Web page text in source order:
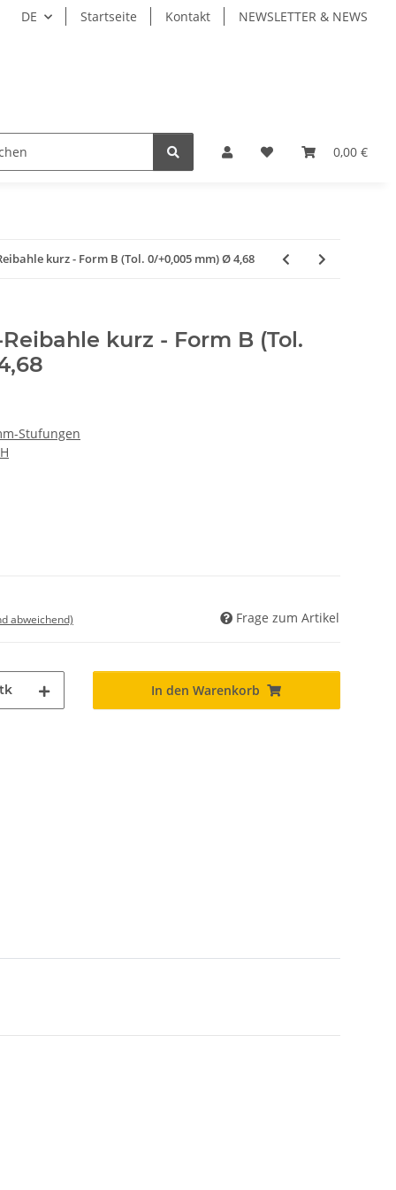
DE Startseite Kontakt NEWSLETTER & NEWS
0,00 €
WERKZEUGAUFNAHMEN
kurz - Form B (Tol. 0/+0,005 mm) Ø 4,68
kurz - Form B (Tol.
Stufungen
abweichend) Frage zum Artikel
In den Warenkorb